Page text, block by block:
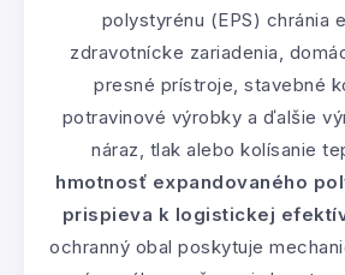
polystyrénu (EPS) chránia
zdravotnícke zariadenia,
presné prístroje, stavebné
potravinové výrobky a ďalšie
náraz, tlak alebo kolísanie
hmotnosť expandovaného
prispieva k logistickej
ochranný obal poskytuje